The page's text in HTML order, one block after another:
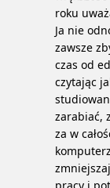
roku
Ja nie
zawsze
czas od
czytając
zarabiać,
za w